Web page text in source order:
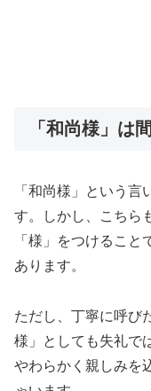
「和尚様」は
「和尚様」という言
す。しかし、こちら
「様」をつけるこ
あります。
ただし、丁寧に呼び
様」としても失礼で
やわらかく親しみを